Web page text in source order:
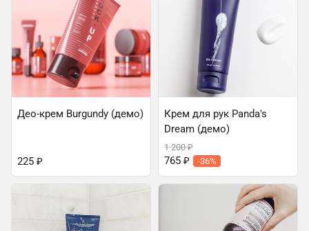
Део-крем Burgundy (демо)
225 ₽
Крем для рук Panda's
Dream (демо)
1 200₽
765 ₽ -36%